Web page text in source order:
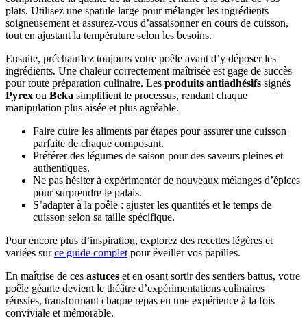
plats. Utilisez une spatule large pour mélanger les ingrédients
soigneusement et assurez-vous d’assaisonner en cours de cuisson,
tout en ajustant la température selon les besoins.
Ensuite, préchauffez toujours votre poêle avant d’y déposer les
ingrédients. Une chaleur correctement maîtrisée est gage de succès
pour toute préparation culinaire. Les produits antiadhésifs signés
Pyrex ou Beka simplifient le processus, rendant chaque
manipulation plus aisée et plus agréable.
Faire cuire les aliments par étapes pour assurer une cuisson
parfaite de chaque composant.
Préférer des légumes de saison pour des saveurs pleines et
authentiques.
Ne pas hésiter à expérimenter de nouveaux mélanges d’épices
pour surprendre le palais.
S’adapter à la poêle : ajuster les quantités et le temps de
cuisson selon sa taille spécifique.
Pour encore plus d’inspiration, explorez des recettes légères et
variées surce guide complet pour éveiller vos papilles.
En maîtrise de ces astuces et en osant sortir des sentiers battus, votre
poêle géante devient le théâtre d’expérimentations culinaires
réussies, transformant chaque repas en une expérience à la fois
conviviale et mémorable.